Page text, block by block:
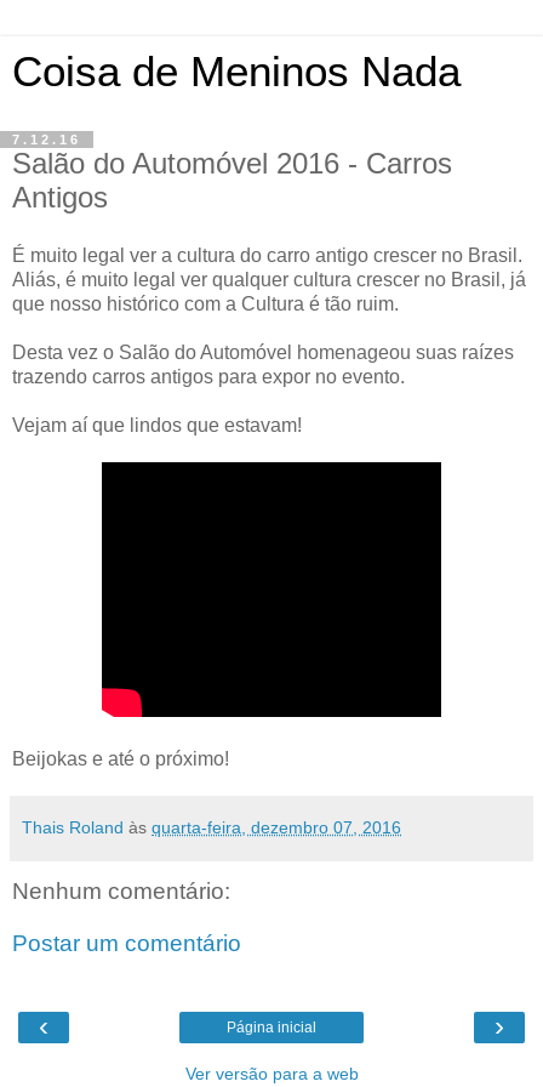
Coisa de Meninos Nada
7.12.16
Salão do Automóvel 2016 - Carros
Antigos
É muito legal ver a cultura do carro antigo crescer no Brasil.
Aliás, é muito legal ver qualquer cultura crescer no Brasil, já
que nosso histórico com a Cultura é tão ruim.
Desta vez o Salão do Automóvel homenageou suas raízes
trazendo carros antigos para expor no evento.
Vejam aí que lindos que estavam!
Beijokas e até o próximo!
Thais Roland às quarta-feira, dezembro 07, 2016
Nenhum comentário:
Postar um comentário
‹ ›
Página inicial
Ver versão para a web